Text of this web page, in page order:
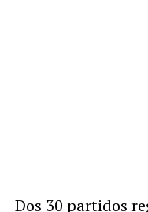
Dos 30 partidos